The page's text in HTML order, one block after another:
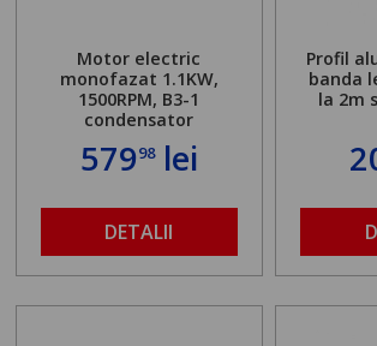
Motor electric
monofazat 1.1KW,
1500RPM, B3-1
condensator
57998lei
DETALII
Profil
banda
la 2m